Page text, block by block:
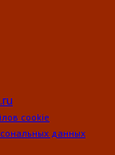
cookie
данных